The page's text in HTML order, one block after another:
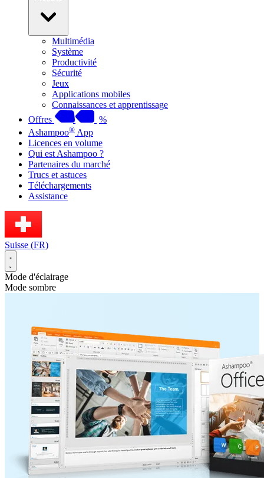
Multimédia
Système
Productivité
Sécurité
Jeux
Applications mobiles
Connaissances et apprentissage
Offres
%
Ashampoo® App
Licences en volume
Qui est Ashampoo ?
Partenaires du marché
Trucs et astuces
Téléchargements
Assistance
Suisse (FR)
Mode d'éclairage
Mode sombre